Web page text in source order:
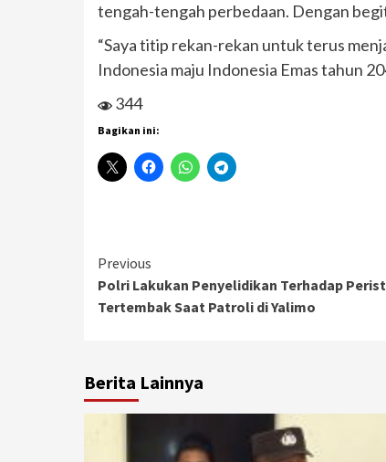
tengah-tengah perbedaan. Dengan
“Saya titip rekan-rekan untuk terus
Indonesia maju Indonesia Emas tahun
344
Bagikan ini:
Continue
Reading
Previous
Polri Lakukan Penyelidikan Terhadap
Tertembak Saat Patroli di Yalimo
Berita Lainnya